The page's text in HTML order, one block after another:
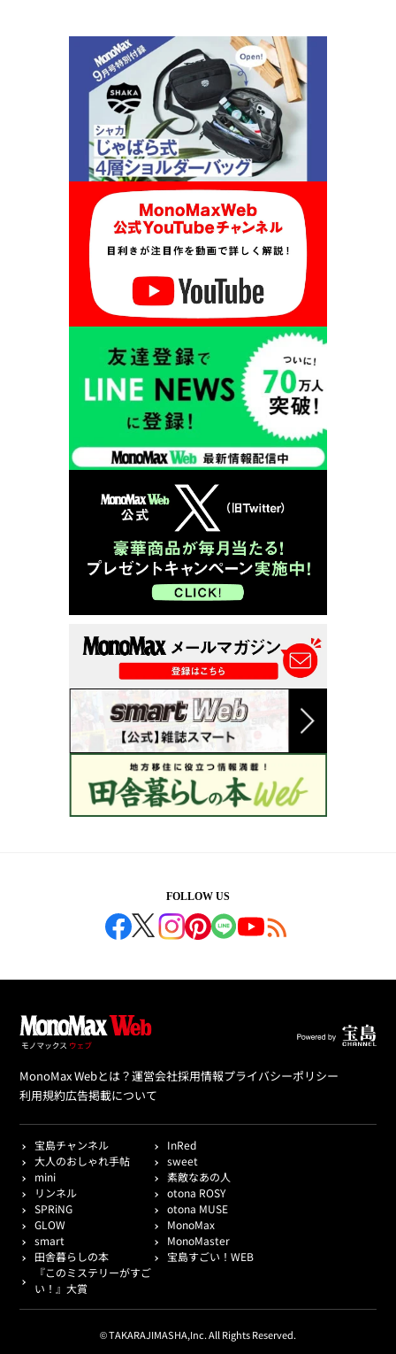
FOLLOW US
MonoMax Webとは？運営会社採用情報プライバシーポリシー
利用規約広告掲載について
宝島チャンネル
InRed
大人のおしゃれ手帖
sweet
mini
素敵なあの人
リンネル
otona ROSY
SPRiNG
otona MUSE
GLOW
MonoMax
smart
MonoMaster
田舎暮らしの本
宝島すごい！WEB
『このミステリーがすご
い！』大賞
© TAKARAJIMASHA,Inc. All Rights Reserved.